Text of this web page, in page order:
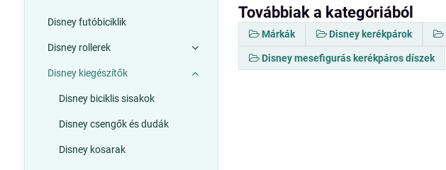
Továbbiak a kategóriából
Márkák Disney kerékpárok
Disney mesefigurás kerékpáros díszek
Disney futóbiciklik
Disney rollerek
Disney kiegészítők
Disney biciklis sisakok
Disney csengők és dudák
Disney kosarak